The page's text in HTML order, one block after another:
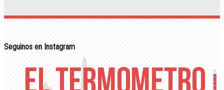
Seguinos en Instagram